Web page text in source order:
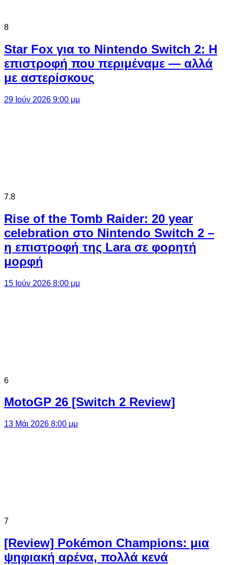
8
Star Fox για το Nintendo Switch 2: Η
επιστροφή που περιμέναμε — αλλά
με αστερίσκους
29 Ιούν 2026 9:00 μμ
7.8
Rise of the Tomb Raider: 20 year
celebration στο Nintendo Switch 2 –
η επιστροφή της Lara σε φορητή
μορφή
15 Ιούν 2026 8:00 μμ
6
MotoGP 26 [Switch 2 Review]
13 Μάι 2026 8:00 μμ
7
[Review] Pokémon Champions: μια
ψηφιακή αρένα, πολλά κενά